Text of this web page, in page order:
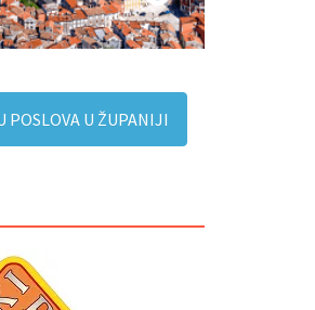
POSLOVA U ŽUPANIJI